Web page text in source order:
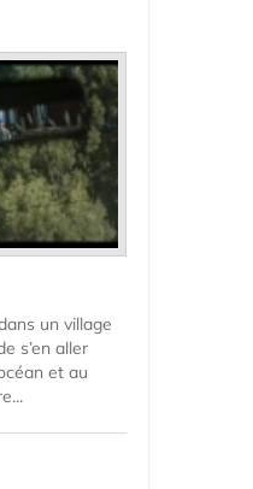
un village
s’en aller
et au